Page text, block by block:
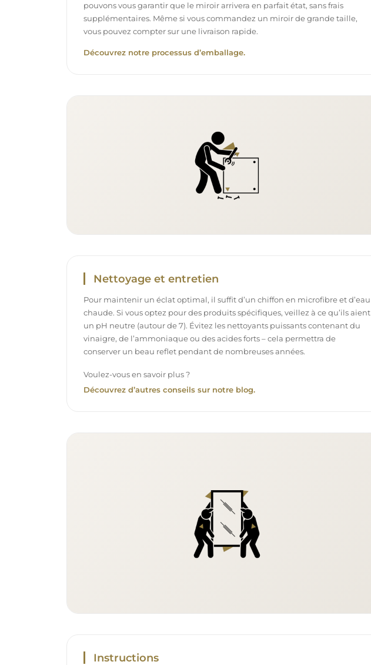
pouvons vous garantir que le miroir arrivera en parfait état, sans frais
supplémentaires. Même si vous commandez un miroir de grande taille,
vous pouvez compter sur une livraison rapide.
Découvrez notre processus d’emballage.
Nettoyage et entretien
Pour maintenir un éclat optimal, il suffit d’un chiffon en microfibre et d’eau
chaude. Si vous optez pour des produits spécifiques, veillez à ce qu’ils aient
un pH neutre (autour de 7). Évitez les nettoyants puissants contenant du
vinaigre, de l’ammoniaque ou des acides forts – cela permettra de
conserver un beau reflet pendant de nombreuses années.
Voulez-vous en savoir plus ?
Découvrez d’autres conseils sur notre blog.
Instructions